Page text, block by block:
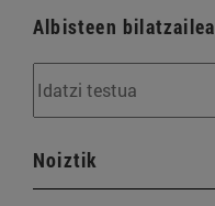
Albisteen bilatzailea
Noiztik